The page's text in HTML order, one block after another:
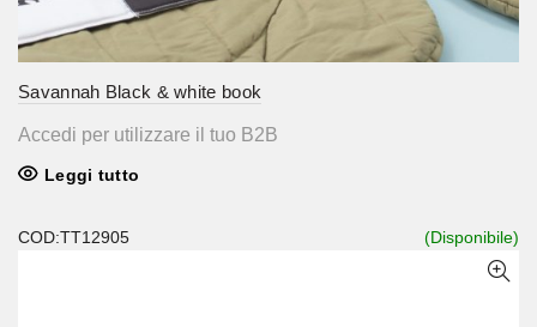
Savannah Black & white book
Accedi per utilizzare il tuo B2B
Leggi tutto
COD:TT12905 (Disponibile)